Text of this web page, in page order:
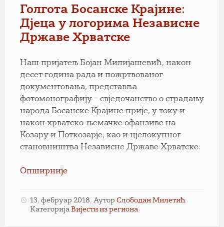
Државе
Хрватске
Голгота Босанске Крајине:
Дјеца у логорима Независне
Државе Хрватске
Наш пријатељ Бојан Милијашевић, након
десет година рада и пожртвованог
документовања, представља
фотомонографију – свједочанство о страдању
народа Босанске Крајине прије, у току и
након хрватско-њемачке офанзиве на
Козару и Поткозарје, као и цјелокупног
становништва Независне Државе Хрватске.
Опширније
13. фебруар 2018. Аутор Слободан Милетић
Категорија Вијести из региона